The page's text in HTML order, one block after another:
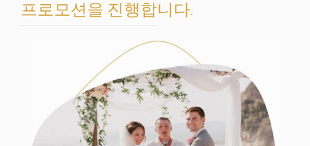
프로모션을 진행합니다.